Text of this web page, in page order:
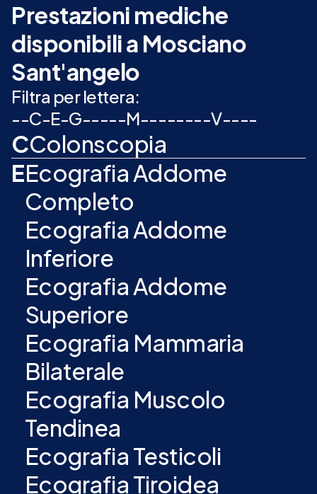
Prestazioni mediche
disponibili a Mosciano
Sant'angelo
Filtra per lettera:
--C-E-G-----M--------V----
CColonscopia
EEcografia Addome
Completo
Ecografia Addome
Inferiore
Ecografia Addome
Superiore
Ecografia Mammaria
Bilaterale
Ecografia Muscolo
Tendinea
Ecografia Testicoli
Ecografia Tiroidea